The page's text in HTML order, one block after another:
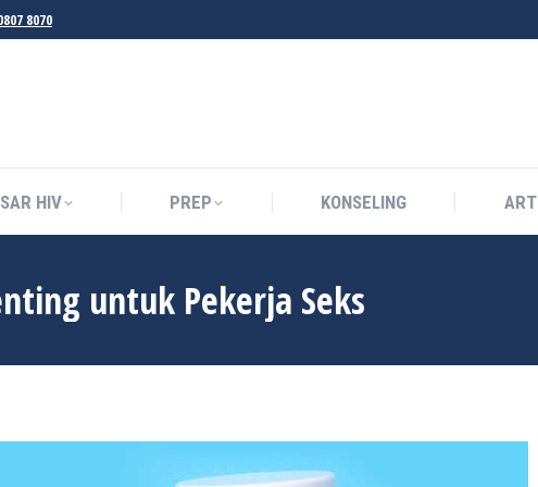
8070
HIV PREP KONSELING
untuk Pekerja Seks
HIV PREP KONSELING